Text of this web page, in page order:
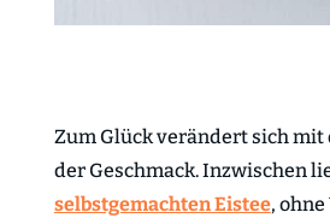
Zum Glück verändert sich mit
der Geschmack. Inzwischen
selbstgemachten Eistee,